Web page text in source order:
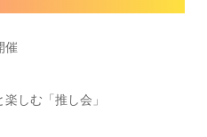
催
しむ「推し会」